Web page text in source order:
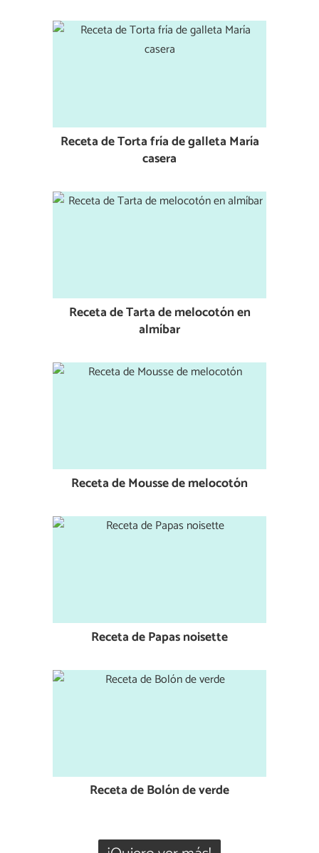
Receta de Torta fría de galleta María
casera
Receta de Tarta de melocotón en
almíbar
Receta de Mousse de melocotón
Receta de Papas noisette
Receta de Bolón de verde